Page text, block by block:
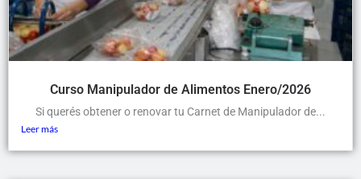
Curso Manipulador de Alimentos Enero/2026
Si querés obtener o renovar tu Carnet de Manipulador de...
Leer más